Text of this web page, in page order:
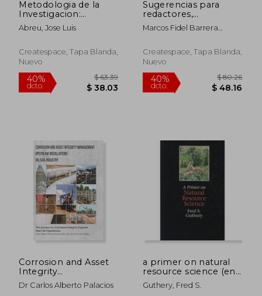
40%
$ 73.88
40%
Metodologia de la
Investigacion:
Preguntas de
Investigacion,
Menos Tesis (Spanish
Edition)
Abreu, Jose Luis
Createspace, Tapa Blanda,
Nuevo
Sugerencias para
redactores,
comunicadores e
investigadores
Marcos Fidel Barrera
Createspace, Tapa Blanda,
Nuevo
Corrosion and Asset
Integrity
Management for
Upstream
Dr Carlos Alberto Palacios
a primer on natural
resource science (en
Inglés)
Guthery, Fred S.